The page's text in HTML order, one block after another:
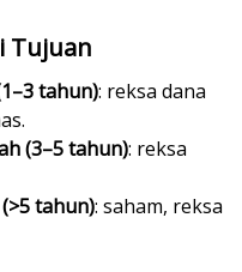
Tujuan
tahun): reksa dana
(3–5 tahun): reksa
tahun): saham, reksa